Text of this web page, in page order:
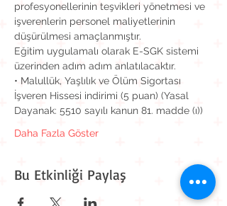
profesyonellerinin teşvikleri yönetmesi ve
işverenlerin personel maliyetlerinin
düşürülmesi amaçlanmıştır.
Eğitim uygulamalı olarak E-SGK sistemi
üzerinden adım adım anlatılacaktır.
• Malullük, Yaşlılık ve Ölüm Sigortası
İşveren Hissesi indirimi (5 puan) (Yasal
Dayanak: 5510 sayılı kanun 81. madde (ı))
Daha Fazla Göster
Bu Etkinliği Paylaş